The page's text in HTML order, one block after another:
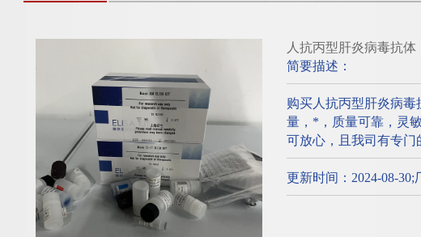
人抗丙型肝炎病毒抗
简要描述：
购买人抗丙型肝炎病
量，*，质量可靠，灵
可放心，且我司有专门
更新时间：2024-08-